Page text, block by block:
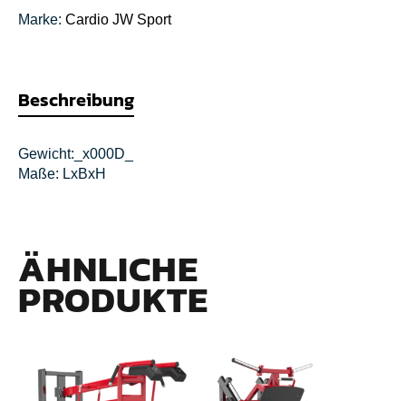
Marke: Cardio JW Sport
Beschreibung
Gewicht:_x000D_
Maße: LxBxH
ÄHNLICHE
PRODUKTE